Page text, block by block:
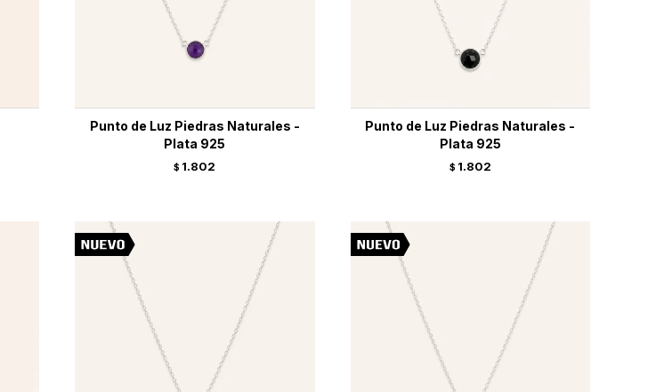
Punto de Luz Piedras Naturales -
Plata 925
$ 1.802
Punto de Luz Piedras Naturales -
Plata 925
$ 1.802